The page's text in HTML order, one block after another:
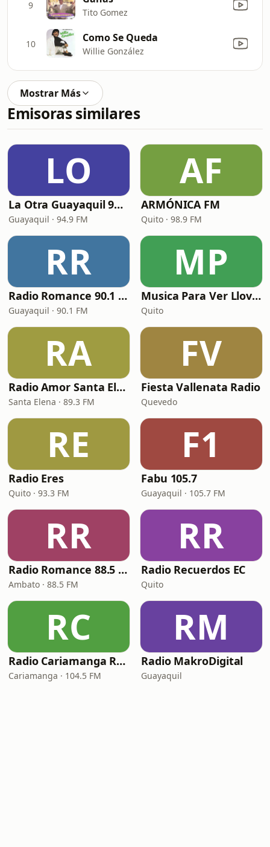
9
Tito Gomez
10 Como Se Queda
Willie González
Mostrar Más
Emisoras similares
LO
La Otra Guayaquil 94.9 FM
Guayaquil · 94.9 FM
AF
ARMÓNICA FM
Quito · 98.9 FM
RR
Radio Romance 90.1 FM
Guayaquil · 90.1 FM
MP
Musica Para Ver Llover
Quito
RA
Radio Amor Santa Elena
Santa Elena · 89.3 FM
FV
Fiesta Vallenata Radio
Quevedo
RE
Radio Eres
Quito · 93.3 FM
F1
Fabu 105.7
Guayaquil · 105.7 FM
RR
Radio Romance 88.5 FM
Ambato · 88.5 FM
RR
Radio Recuerdos EC
Quito
RC
Radio Cariamanga RC PLUS
Cariamanga · 104.5 FM
RM
Radio MakroDigital
Guayaquil